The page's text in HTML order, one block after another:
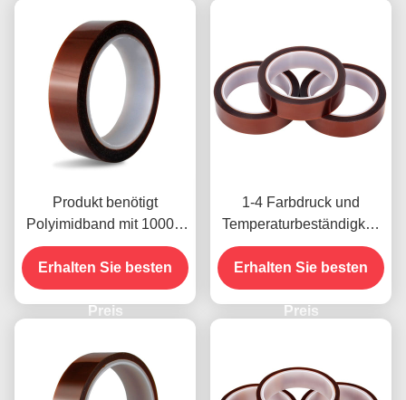
Produkt benötigt
Polyimidband mit 1000V
Spannungsfestigkeit
Erhalten Sie besten
Preis
1-4 Farbdruck und
Temperaturbeständigkeit
-10C-80C
Zahlungsmethode mit
Kreditkarte für frühere
Modelle
Erhalten Sie besten
Preis